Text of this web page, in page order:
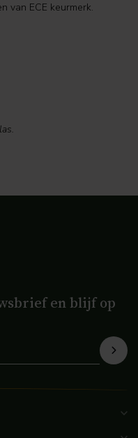
van ECE keurmerk.
en blijf op